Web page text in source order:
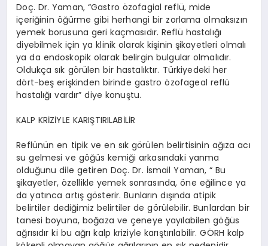
Doç. Dr. Yaman, “Gastro özofagial reflü, mide
içeriğinin öğürme gibi herhangi bir zorlama olmaksızın
yemek borusuna geri kaçmasıdır. Reflü hastalığı
diyebilmek için ya klinik olarak kişinin şikayetleri olmalı
ya da endoskopik olarak belirgin bulgular olmalıdır.
Oldukça sık görülen bir hastalıktır. Türkiyedeki her
dört-beş erişkinden birinde gastro özofageal reflü
hastalığı vardır” diye konuştu.
KALP KRİZİYLE KARIŞTIRILABİLİR
Reflünün en tipik ve en sık görülen belirtisinin ağıza acı
su gelmesi ve göğüs kemiği arkasındaki yanma
olduğunu dile getiren Doç. Dr. İsmail Yaman, “ Bu
şikayetler, özellikle yemek sonrasında, öne eğilince ya
da yatınca artış gösterir. Bunların dışında atipik
belirtiler dediğimiz belirtiler de görülebilir. Bunlardan bir
tanesi boyuna, boğaza ve çeneye yayılabilen göğüs
ağrısıdır ki bu ağrı kalp kriziyle karıştırılabilir. GÖRH kalp